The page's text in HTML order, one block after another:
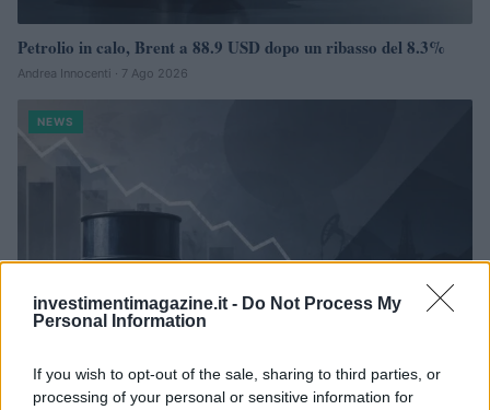
investimentimagazine.it - Do Not Process My
Personal Information
If you wish to opt-out of the sale, sharing to third parties, or
processing of your personal or sensitive information for
Petrolio in calo, Brent a 88.9 USD dopo un ribasso del 8.3%
Andrea Innocenti · 7 Ago 2026
NEWS